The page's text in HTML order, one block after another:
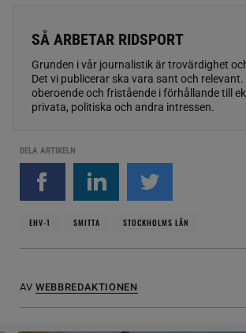
SÅ ARBETAR RIDSPORT
Grunden i vår journalistik är trovärdighet
Det vi publicerar ska vara sant och
oberoende och fristående i förhållande till
privata, politiska och andra intressen.
DELA ARTIKELN
EHV-1 SMITTA STOCKHOLMS LÄN
AV WEBBREDAKTIONEN